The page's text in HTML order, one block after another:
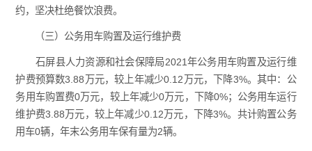
约，坚决杜绝餐饮浪费。
（三）公务用车购置及运行维护费
石屏县人力资源和社会保障局2021年公务用车购置及运行维
护费预算数3.88万元，较上年减少0.12万元，下降3%。其中：公
务用车购置费0万元，较上年减少0万元，下降0%；公务用车运行
维护费3.88万元，较上年减少0.12万元，下降3%。共计购置公务
用车0辆，年末公务用车保有量为2辆。